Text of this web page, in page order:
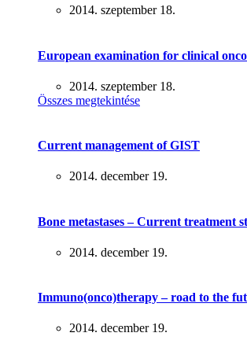
2014. szeptember 18.
European examination for clinical
2014. szeptember 18.
Összes megtekintése
Current management of GIST
2014. december 19.
Bone metastases – Current treatment
2014. december 19.
Immuno(onco)therapy – road to the
2014. december 19.